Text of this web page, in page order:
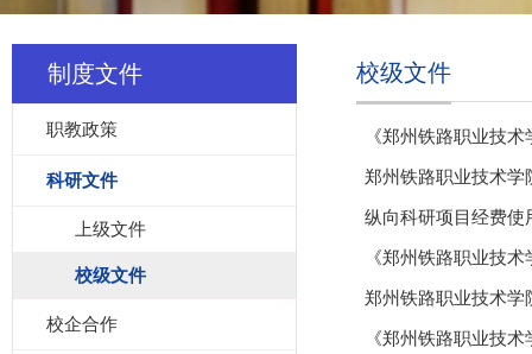
制度文件
职教政策
科研文件
上级文件
校级文件
校企合作
校级文件
《郑州铁路职业技
郑州铁路职业技术学
纵向科研项目经费使
《郑州铁路职业技
郑州铁路职业技术学
《郑州铁路职业技